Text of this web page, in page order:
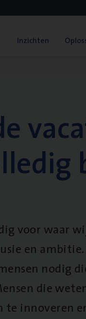
Inzichten
voor waar
en
nodig
die
te innoveren